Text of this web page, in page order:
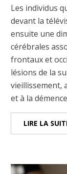
Les individus
devant la
ensuite une
cérébrales
frontaux et
lésions de la
vieillissement,
et à la
LIRE LA